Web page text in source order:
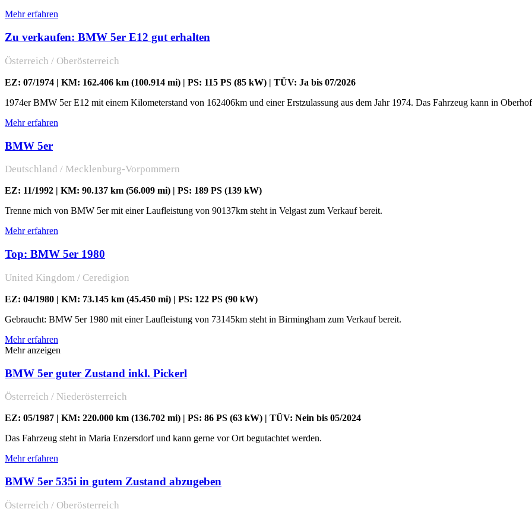
Mehr erfahren
Zu verkaufen: BMW 5er E12 gut erhalten
Österreich / Oberösterreich
EZ: 07/1974 | KM: 162.406 km (100.914 mi) | PS: 115 PS (85 kW) | TÜV: Ja bis 07/2026
1974er BMW 5er E12 mit einem Kilometerstand von 162406km und einer Erstzulassung aus dem Jahr 1974. Das Fahrzeug kann in
Mehr erfahren
BMW 5er
Deutschland / Mecklenburg-Vorpommern
EZ: 11/1992 | KM: 90.137 km (56.009 mi) | PS: 189 PS (139 kW)
Trenne mich von BMW 5er mit einer Laufleistung von 90137km steht in Velgast zum Verkauf bereit.
Mehr erfahren
Top: BMW 5er 1980
United Kingdom / Ceredigion
EZ: 04/1980 | KM: 73.145 km (45.450 mi) | PS: 122 PS (90 kW)
Gebraucht: BMW 5er 1980 mit einer Laufleistung von 73145km steht in Birmingham zum Verkauf bereit.
Mehr erfahren
Mehr anzeigen
BMW 5er guter Zustand inkl. Pickerl
Österreich / Niederösterreich
EZ: 05/1987 | KM: 220.000 km (136.702 mi) | PS: 86 PS (63 kW) | TÜV: Nein bis 05/2024
Das Fahrzeug steht in Maria Enzersdorf und kann gerne vor Ort begutachtet werden.
Mehr erfahren
BMW 5er 535i in gutem Zustand abzugeben
Österreich / Oberösterreich